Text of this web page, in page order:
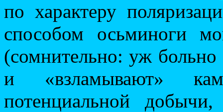
по характеру
способом осьминоги
(сомнительно: уж
и «взламывают»
потенциальной